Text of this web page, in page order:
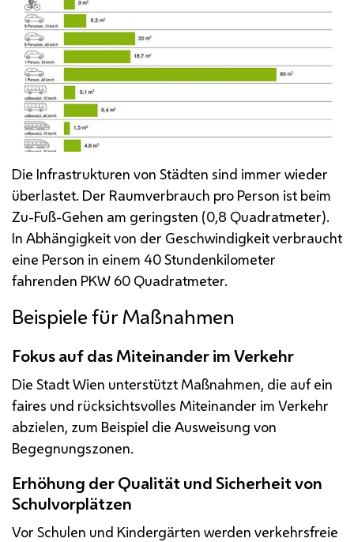
Die Infrastrukturen von Städten sind immer wieder
überlastet. Der Raumverbrauch pro Person ist beim
Zu-Fuß-Gehen am geringsten (0,8 Quadratmeter).
In Abhängigkeit von der Geschwindigkeit verbraucht
eine Person in einem 40 Stundenkilometer
fahrenden PKW 60 Quadratmeter.
Beispiele für Maßnahmen
Fokus auf das Miteinander im Verkehr
Die Stadt Wien unterstützt Maßnahmen, die auf ein
faires und rücksichtsvolles Miteinander im Verkehr
abzielen, zum Beispiel die Ausweisung von
Begegnungszonen.
Erhöhung der Qualität und Sicherheit von
Schulvorplätzen
Vor Schulen und Kindergärten werden verkehrsfreie